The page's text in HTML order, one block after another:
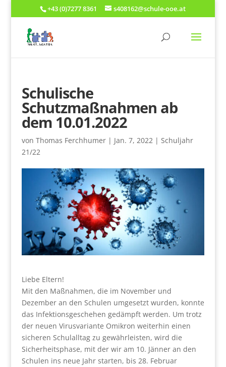
+43 (0)7277 8361 s408162@schule-ooe.at
Schulische
Schutzmaßnahmen ab
dem 10.01.2022
von Thomas Ferchhumer| Jan. 7, 2022| Schuljahr
21/22
Liebe Eltern!
Mit den Maßnahmen, die im November und
Dezember an den Schulen umgesetzt wurden, konnte
das Infektionsgeschehen gedämpft werden. Um trotz
der neuen Virusvariante Omikron weiterhin einen
sicheren Schulalltag zu gewährleisten, wird die
Sicherheitsphase, mit der wir am 10. Jänner an den
Schulen ins neue Jahr starten, bis 28. Februar